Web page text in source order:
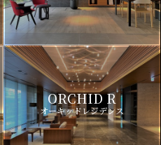
ORCHID R
オーキッドレジデンス